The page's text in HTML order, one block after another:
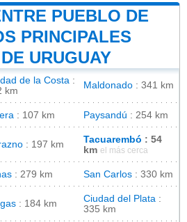
PUEBLO DE
PRINCIPALES
URUGUAY
de la Costa :
km
Maldonado : 341 km
: 107 km Paysandú : 254 km
: 197 km Tacuarembó : 54
km el más cerca
: 279 km San Carlos : 330 km
: 184 km Ciudad del Plata :
335 km